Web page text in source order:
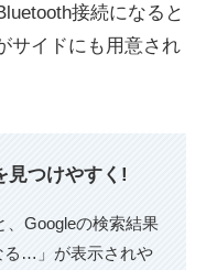
接続になると
サイドにも用意され
見つけやすく!
、Googleの検索結果
る…」が表示されや